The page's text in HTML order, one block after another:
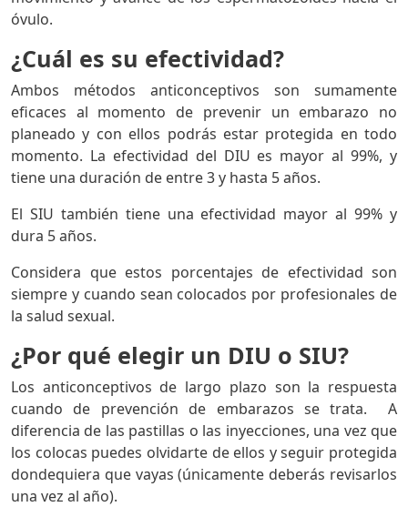
óvulo.
¿Cuál es su efectividad?
Ambos métodos anticonceptivos son sumamente
eficaces al momento de prevenir un embarazo no
planeado y con ellos podrás estar protegida en todo
momento. La efectividad del DIU es mayor al 99%, y
tiene una duración de entre 3 y hasta 5 años.
El SIU también tiene una efectividad mayor al 99% y
dura 5 años.
Considera que estos porcentajes de efectividad son
siempre y cuando sean colocados por profesionales de
la salud sexual.
¿Por qué elegir un DIU o SIU?
Los anticonceptivos de largo plazo son la respuesta
cuando de prevención de embarazos se trata. A
diferencia de las pastillas o las inyecciones, una vez que
los colocas puedes olvidarte de ellos y seguir protegida
dondequiera que vayas (únicamente deberás revisarlos
una vez al año).